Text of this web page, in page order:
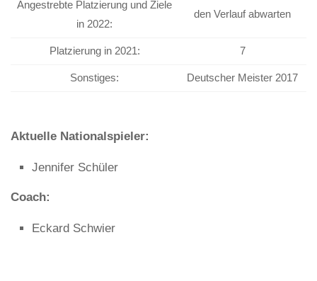
Angestrebte Platzierung und Ziele
in 2022:
den Verlauf abwarten
Platzierung in 2021: 7
Sonstiges: Deutscher Meister 2017
Aktuelle Nationalspieler:
Jennifer Schüler
Coach:
Eckard Schwier